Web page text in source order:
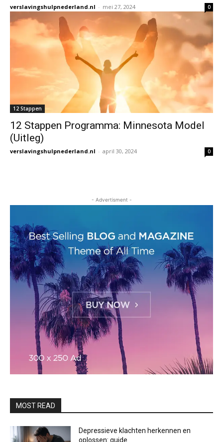
verslavingshulpnederland.nl - mei 27, 2024 0
12 Stappen
12 Stappen Programma: Minnesota Model
(Uitleg)
verslavingshulpnederland.nl - april 30, 2024 0
- Advertisment -
MOST READ
Depressieve klachten herkennen en
oplossen: guide